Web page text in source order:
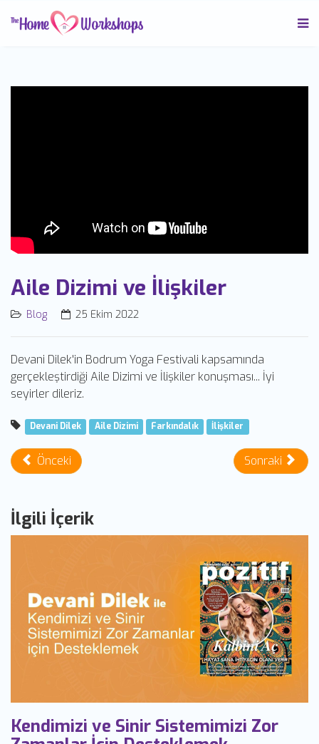
Aile Dizimi ve İlişkiler
Blog 25 Ekim 2022
Devani Dilek'in Bodrum Yoga Festivali kapsamında
gerçekleştirdiği Aile Dizimi ve İlişkiler konuşması... İyi
seyirler dileriz.
Devani Dilek Aile Dizimi Farkındalık İlişkiler
Önceki Sonraki
İlgili İçerik
Kendimizi ve Sinir Sistemimizi Zor